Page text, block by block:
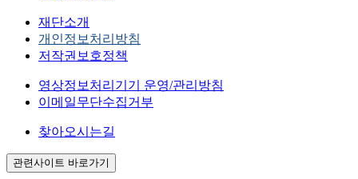
재단소개
개인정보처리방침
저작권보호정책
영상정보처리기기 운영/관리방침
이메일무단수집거부
찾아오시는길
관련사이트 바로가기